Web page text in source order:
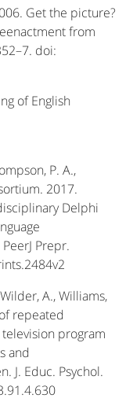
Get the picture?
from
doi:
of English
P. A.,
2017.
Delphi
Prepr.
A., Williams,
repeated
program
and
J. Educ. Psychol.